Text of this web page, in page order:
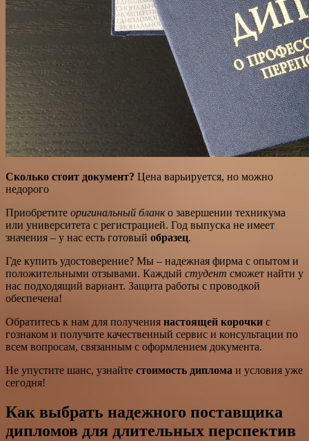
Сколько стоит документ? Цена варьируется, но можно
недорого
Приобретите оригинальный бланко завершении техникума
или университета с регистрацией. Год выпуска не имеет
значения – у нас есть готовый образец.
Где купить удостоверение? Мы – надежная фирма с опытом и
положительными отзывами. Каждый студент сможет найти у
нас подходящий вариант. Защита работы с проводкой
обеспечена!
Обратитесь к нам для получения настоящей корочки с
гознаком и получите качественный сервис и консультации по
всем вопросам, связанным с оформлением документа.
Не упустите шанс, узнайте стоимость диплома и условия уже
сегодня!
Как выбрать надежного поставщика
дипломов для длительных перспектив